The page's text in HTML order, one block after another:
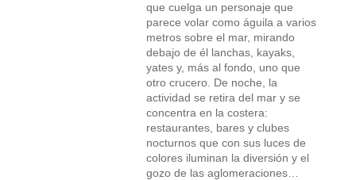
que cuelga un personaje que
parece volar como águila a varios
metros sobre el mar, mirando
debajo de él lanchas, kayaks,
yates y, más al fondo, uno que
otro crucero. De noche, la
actividad se retira del mar y se
concentra en la costera:
restaurantes, bares y clubes
nocturnos que con sus luces de
colores iluminan la diversión y el
gozo de las aglomeraciones…